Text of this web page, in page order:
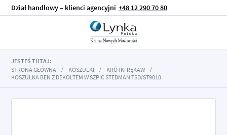
Dział handlowy – klienci agencyjni +48 12 290 70 80
JESTEŚ TUTAJ:
STRONA GŁÓWNA
KOSZULKI
KRÓTKI RĘKAW
KOSZULKA BEN Z DEKOLTEM W SZPIC STEDMAN TSD/ST9010